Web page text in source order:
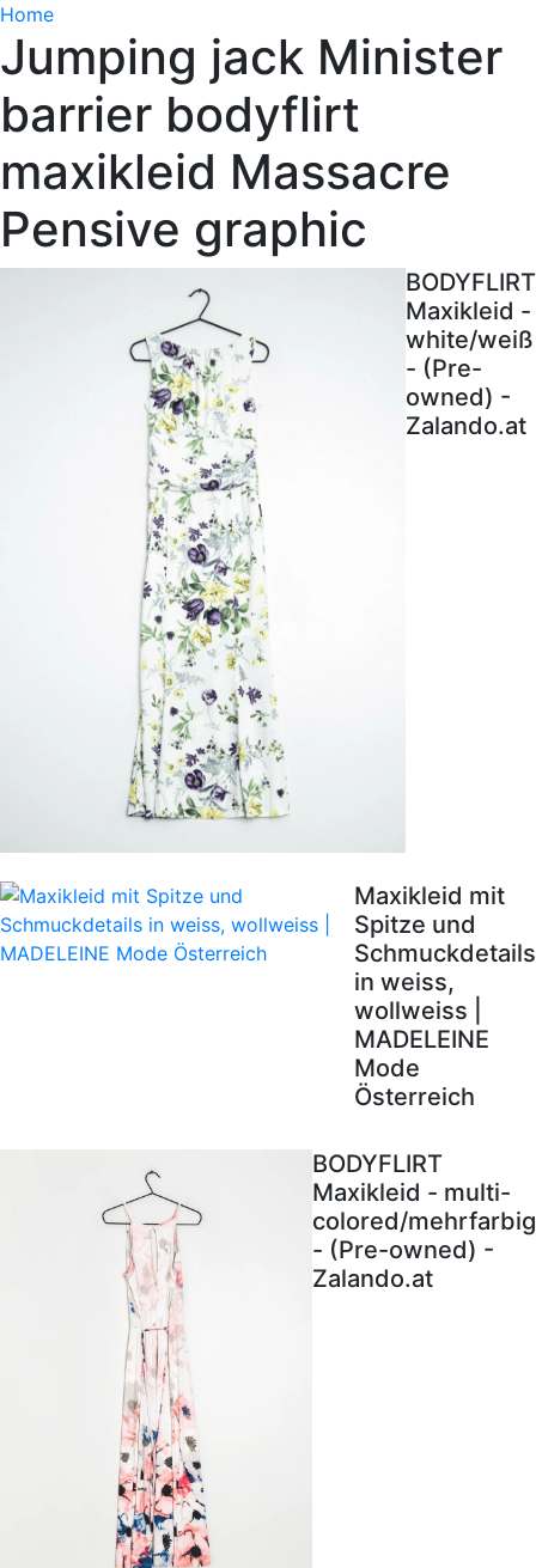
Home
Jumping jack Minister
barrier bodyflirt
maxikleid Massacre
Pensive graphic
BODYFLIRT
Maxikleid -
white/weiß
- (Pre-
owned) -
Zalando.at
Maxikleid mit
Spitze und
Schmuckdetails
in weiss,
wollweiss |
MADELEINE
Mode
Österreich
BODYFLIRT
Maxikleid - multi-
colored/mehrfarbig
- (Pre-owned) -
Zalando.at